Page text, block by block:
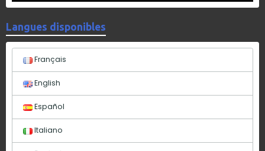
Langues disponibles
Français
English
Español
Italiano